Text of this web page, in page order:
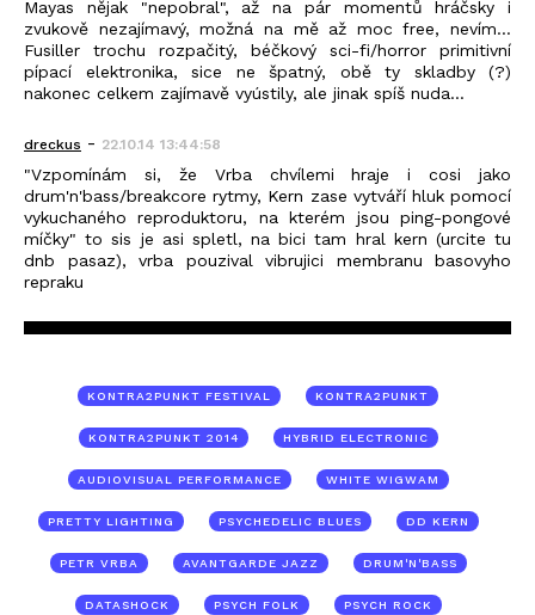
Mayas nějak "nepobral", až na pár momentů hráčsky i
zvukově nezajímavý, možná na mě až moc free, nevím...
Fusiller trochu rozpačitý, béčkový sci-fi/horror primitivní
pípací elektronika, sice ne špatný, obě ty skladby (?)
nakonec celkem zajímavě vyústily, ale jinak spíš nuda...
dreckus - 22.10.14 13:44:58
"Vzpomínám si, že Vrba chvílemi hraje i cosi jako
drum'n'bass/breakcore rytmy, Kern zase vytváří hluk pomocí
vykuchaného reproduktoru, na kterém jsou ping-pongové
míčky" to sis je asi spletl, na bici tam hral kern (urcite tu
dnb pasaz), vrba pouzival vibrujici membranu basovyho
repraku
KONTRA2PUNKT FESTIVAL KONTRA2PUNKT
KONTRA2PUNKT 2014 HYBRID ELECTRONIC
AUDIOVISUAL PERFORMANCE WHITE WIGWAM
PRETTY LIGHTING PSYCHEDELIC BLUES DD KERN
PETR VRBA AVANTGARDE JAZZ DRUM'N'BASS
DATASHOCK PSYCH FOLK PSYCH ROCK